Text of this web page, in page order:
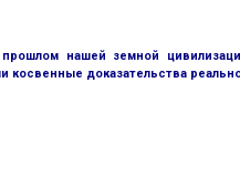
нашей земной
доказательства